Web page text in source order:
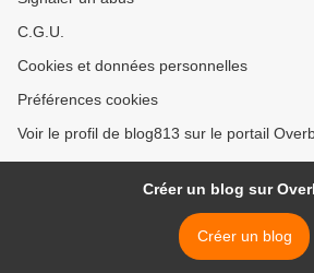
C.G.U.
Cookies et données personnelles
Préférences cookies
Voir le profil de blog813 sur le portail
Créer un blog sur
Créer un blog